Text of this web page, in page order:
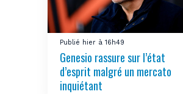
Publié hier à 16h49
Genesio rassure sur l’état
d’esprit malgré un mercato
inquiétant